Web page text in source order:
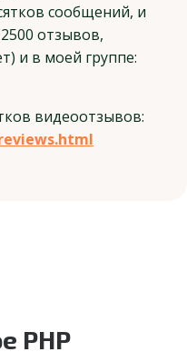
сообщений, и
отзывов,
и в моей группе:
видеоотзывов:
PHP